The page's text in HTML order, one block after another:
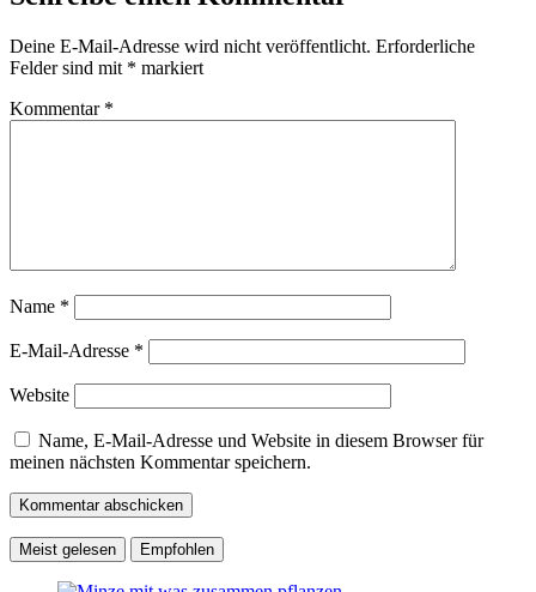
Deine E-Mail-Adresse wird nicht veröffentlicht. Erforderliche
Felder sind mit * markiert
Kommentar *
Name *
E-Mail-Adresse *
Website
Name, E-Mail-Adresse und Website in diesem Browser für
meinen nächsten Kommentar speichern.
Meist gelesen Empfohlen